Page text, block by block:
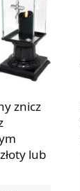
znicz
lub